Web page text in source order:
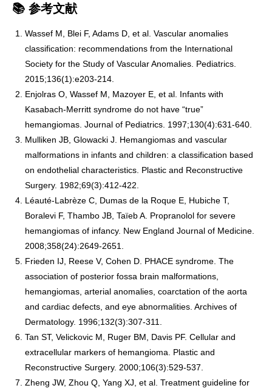
📚 参考文献
Wassef M, Blei F, Adams D, et al. Vascular anomalies
classification: recommendations from the International
Society for the Study of Vascular Anomalies. Pediatrics.
2015;136(1):e203-214.
Enjolras O, Wassef M, Mazoyer E, et al. Infants with
Kasabach-Merritt syndrome do not have “true”
hemangiomas. Journal of Pediatrics. 1997;130(4):631-640.
Mulliken JB, Glowacki J. Hemangiomas and vascular
malformations in infants and children: a classification based
on endothelial characteristics. Plastic and Reconstructive
Surgery. 1982;69(3):412-422.
Léauté-Labrèze C, Dumas de la Roque E, Hubiche T,
Boralevi F, Thambo JB, Taïeb A. Propranolol for severe
hemangiomas of infancy. New England Journal of Medicine.
2008;358(24):2649-2651.
Frieden IJ, Reese V, Cohen D. PHACE syndrome. The
association of posterior fossa brain malformations,
hemangiomas, arterial anomalies, coarctation of the aorta
and cardiac defects, and eye abnormalities. Archives of
Dermatology. 1996;132(3):307-311.
Tan ST, Velickovic M, Ruger BM, Davis PF. Cellular and
extracellular markers of hemangioma. Plastic and
Reconstructive Surgery. 2000;106(3):529-537.
Zheng JW, Zhou Q, Yang XJ, et al. Treatment guideline for